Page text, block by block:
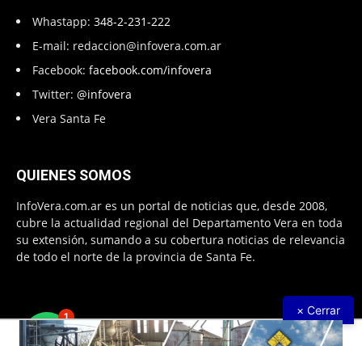
Whastapp: 348-2-231-222
E-mail: redaccion@infovera.com.ar
Facebook: facebook.com/infovera
Twitter: @infovera
Vera Santa Fe
QUIENES SOMOS
InfoVera.com.ar es un portal de noticias que, desde 2008,
cubre la actualidad regional del Departamento Vera en toda
su extensión, sumando a su cobertura noticias de relevancia
de todo el norte de la provincia de Santa Fe.
× Cerrar
1